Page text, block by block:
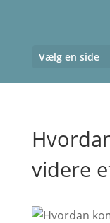
Vælg en side
videre